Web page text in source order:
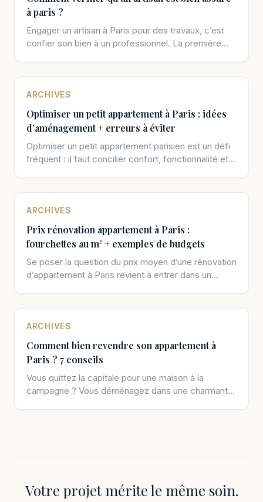
à paris ?
Engager un artisan à Paris pour des travaux, c’est
confier son bien à un professionnel. La première
ARCHIVES
Optimiser un petit appartement à Paris : idées
d’aménagement + erreurs à éviter
Optimiser un petit appartement parisien est un défi
fréquent : il faut concilier confort, fonctionnalité et
ARCHIVES
Prix rénovation appartement à Paris :
fourchettes au m² + exemples de budgets
Se poser la question du prix moyen d’une rénovation
d’appartement à Paris revient à entrer dans un
ARCHIVES
Comment bien revendre son appartement à
Paris ? 7 conseils
Vous quittez la capitale pour une maison à la
campagne ? Vous déménagez dans une charmante
Votre projet mérite le même soin.